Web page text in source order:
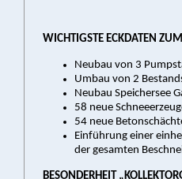
WICHTIGSTE ECKDATEN
Neubau von 3
Umbau von 2
Neubau Speichersee
58 neue
54 neue
Einführung einer
der gesamten
BESONDERHEIT